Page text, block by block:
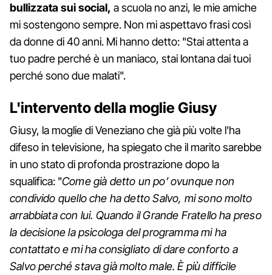
bullizzata sui social, a scuola no anzi, le mie amiche
mi sostengono sempre. Non mi aspettavo frasi così
da donne di 40 anni. Mi hanno detto: "Stai attenta a
tuo padre perché è un maniaco, stai lontana dai tuoi
perché sono due malati".
L'intervento della moglie Giusy
Giusy, la moglie di Veneziano che già più volte l'ha
difeso in televisione, ha spiegato che il marito sarebbe
in uno stato di profonda prostrazione dopo la
squalifica: "Come già detto un po’ ovunque non
condivido quello che ha detto Salvo, mi sono molto
arrabbiata con lui. Quando il Grande Fratello ha preso
la decisione la psicologa del programma mi ha
contattato e mi ha consigliato di dare conforto a
Salvo perché stava già molto male. È più difficile